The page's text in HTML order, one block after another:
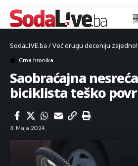
SodaLIVE.ba / Već drugu deceniju zajedno!
Crna hronika
Saobraćajna
biciklista teško
3. Maja 2024.